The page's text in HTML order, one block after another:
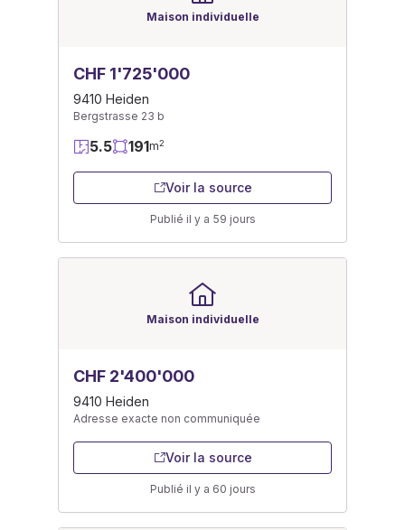
Maison individuelle
CHF 1'725'000
9410 Heiden
Bergstrasse 23 b
5.5 191m2
Voir la source
Publié il y a 59 jours
Maison individuelle
CHF 2'400'000
9410 Heiden
Adresse exacte non communiquée
Voir la source
Publié il y a 60 jours